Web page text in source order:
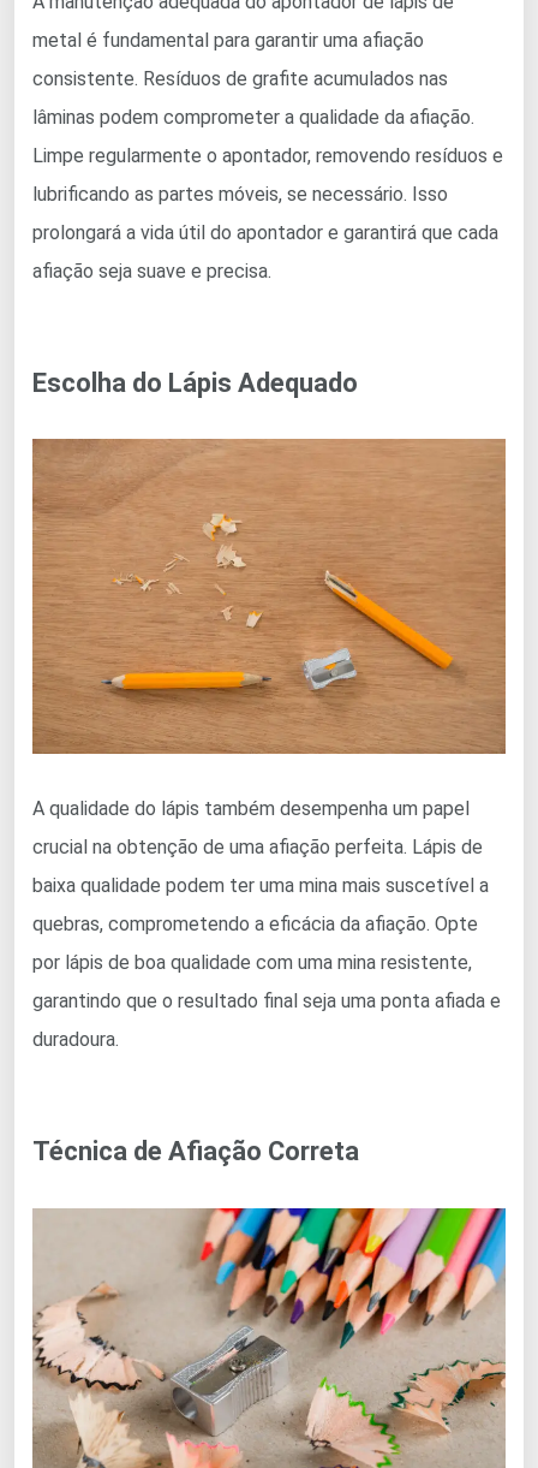
metal é fundamental para garantir uma afiação
consistente. Resíduos de grafite acumulados nas
lâminas podem comprometer a qualidade da afiação.
Limpe regularmente o apontador, removendo resíduos e
lubrificando as partes móveis, se necessário. Isso
prolongará a vida útil do apontador e garantirá que cada
afiação seja suave e precisa.
Escolha do Lápis Adequado
A qualidade do lápis também desempenha um papel
crucial na obtenção de uma afiação perfeita. Lápis de
baixa qualidade podem ter uma mina mais suscetível a
quebras, comprometendo a eficácia da afiação. Opte
por lápis de boa qualidade com uma mina resistente,
garantindo que o resultado final seja uma ponta afiada e
duradoura.
Técnica de Afiação Correta